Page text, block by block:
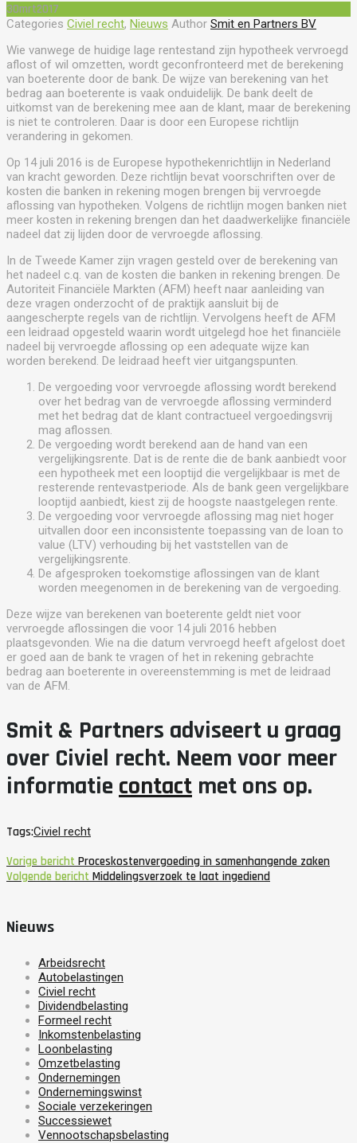
30mrt2017
Categories Civiel recht, Nieuws Author Smit en Partners BV
Wie vanwege de huidige lage rentestand zijn hypotheek vervroegd
aflost of wil omzetten, wordt geconfronteerd met de berekening
van boeterente door de bank. De wijze van berekening van het
bedrag aan boeterente is vaak onduidelijk. De bank deelt de
uitkomst van de berekening mee aan de klant, maar de berekening
is niet te controleren. Daar is door een Europese richtlijn
verandering in gekomen.
Op 14 juli 2016 is de Europese hypothekenrichtlijn in Nederland
van kracht geworden. Deze richtlijn bevat voorschriften over de
kosten die banken in rekening mogen brengen bij vervroegde
aflossing van hypotheken. Volgens de richtlijn mogen banken niet
meer kosten in rekening brengen dan het daadwerkelijke financiële
nadeel dat zij lijden door de vervroegde aflossing.
In de Tweede Kamer zijn vragen gesteld over de berekening van
het nadeel c.q. van de kosten die banken in rekening brengen. De
Autoriteit Financiële Markten (AFM) heeft naar aanleiding van
deze vragen onderzocht of de praktijk aansluit bij de
aangescherpte regels van de richtlijn. Vervolgens heeft de AFM
een leidraad opgesteld waarin wordt uitgelegd hoe het financiële
nadeel bij vervroegde aflossing op een adequate wijze kan
worden berekend. De leidraad heeft vier uitgangspunten.
De vergoeding voor vervroegde aflossing wordt berekend
over het bedrag van de vervroegde aflossing verminderd
met het bedrag dat de klant contractueel vergoedingsvrij
mag aflossen.
De vergoeding wordt berekend aan de hand van een
vergelijkingsrente. Dat is de rente die de bank aanbiedt voor
een hypotheek met een looptijd die vergelijkbaar is met de
resterende rentevastperiode. Als de bank geen vergelijkbare
looptijd aanbiedt, kiest zij de hoogste naastgelegen rente.
De vergoeding voor vervroegde aflossing mag niet hoger
uitvallen door een inconsistente toepassing van de loan to
value (LTV) verhouding bij het vaststellen van de
vergelijkingsrente.
De afgesproken toekomstige aflossingen van de klant
worden meegenomen in de berekening van de vergoeding.
Deze wijze van berekenen van boeterente geldt niet voor
vervroegde aflossingen die voor 14 juli 2016 hebben
plaatsgevonden. Wie na die datum vervroegd heeft afgelost doet
er goed aan de bank te vragen of het in rekening gebrachte
bedrag aan boeterente in overeenstemming is met de leidraad
van de AFM.
Smit & Partners adviseert u graag
over Civiel recht. Neem voor meer
informatie contact met ons op.
Tags:Civiel recht
Vorige bericht Proceskostenvergoeding in samenhangende zaken
Volgende bericht Middelingsverzoek te laat ingediend
Nieuws
Arbeidsrecht
Autobelastingen
Civiel recht
Dividendbelasting
Formeel recht
Inkomstenbelasting
Loonbelasting
Omzetbelasting
Ondernemingen
Ondernemingswinst
Sociale verzekeringen
Successiewet
Vennootschapsbelasting